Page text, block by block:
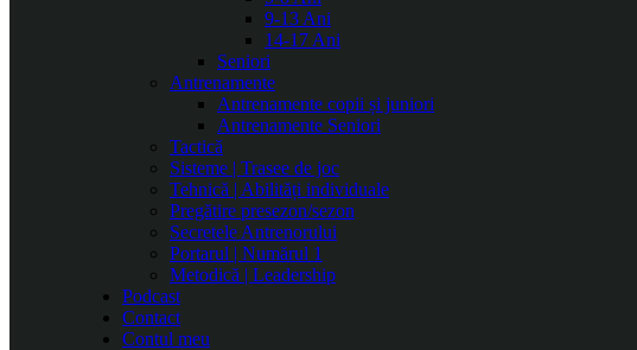
9-13 Ani
14-17 Ani
Seniori
Antrenamente
Antrenamente copii și juniori
Antrenamente Seniori
Tactică
Sisteme | Trasee de joc
Tehnică | Abilități individuale
Pregătire presezon/sezon
Secretele Antrenorului
Portarul | Numărul 1
Metodică | Leadership
Podcast
Contact
Contul meu